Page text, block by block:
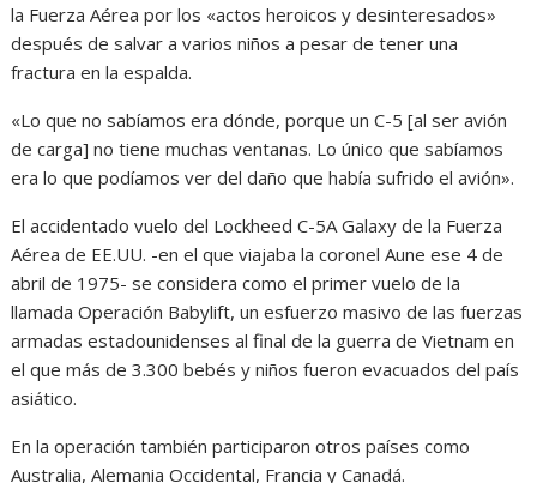
la Fuerza Aérea por los «actos heroicos y desinteresados»
después de salvar a varios niños a pesar de tener una
fractura en la espalda.
«Lo que no sabíamos era dónde, porque un C-5 [al ser avión
de carga] no tiene muchas ventanas. Lo único que sabíamos
era lo que podíamos ver del daño que había sufrido el avión».
El accidentado vuelo del Lockheed C-5A Galaxy de la Fuerza
Aérea de EE.UU. -en el que viajaba la coronel Aune ese 4 de
abril de 1975- se considera como el primer vuelo de la
llamada Operación Babylift, un esfuerzo masivo de las fuerzas
armadas estadounidenses al final de la guerra de Vietnam en
el que más de 3.300 bebés y niños fueron evacuados del país
asiático.
En la operación también participaron otros países como
Australia, Alemania Occidental, Francia y Canadá.